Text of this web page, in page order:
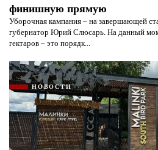
финишную прямую
Уборочная кампания – на завершающей
губернатор Юрий Слюсарь. На данный
гектаров – это порядк...
НОВОСТИ